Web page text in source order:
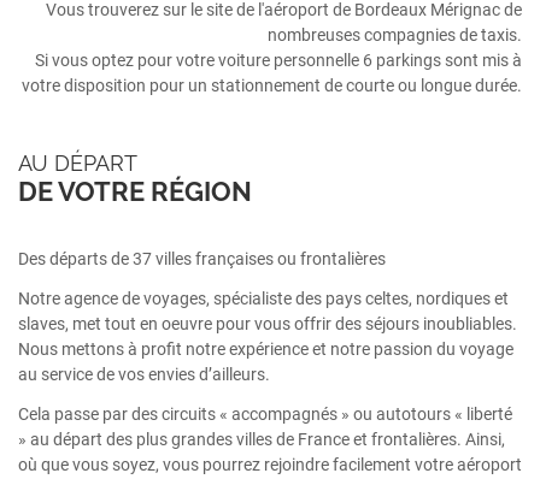
Vous trouverez sur le site de l'aéroport de Bordeaux Mérignac de
nombreuses compagnies de taxis.
Si vous optez pour votre voiture personnelle 6 parkings sont mis à
votre disposition pour un stationnement de courte ou longue durée.
AU DÉPART
DE VOTRE RÉGION
Des départs de 37 villes françaises ou frontalières
Notre agence de voyages, spécialiste des pays celtes, nordiques et
slaves, met tout en oeuvre pour vous offrir des séjours inoubliables.
Nous mettons à profit notre expérience et notre passion du voyage
au service de vos envies d’ailleurs.
Cela passe par des circuits « accompagnés » ou autotours « liberté
» au départ des plus grandes villes de France et frontalières. Ainsi,
où que vous soyez, vous pourrez rejoindre facilement votre aéroport